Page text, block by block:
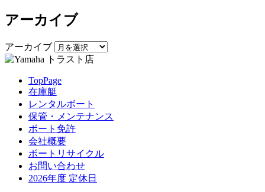
アーカイブ
アーカイブ
TopPage
在庫艇
レンタルボート
保管・メンテナンス
ボート免許
会社概要
ボートリサイクル
お問い合わせ
2026年度 定休日